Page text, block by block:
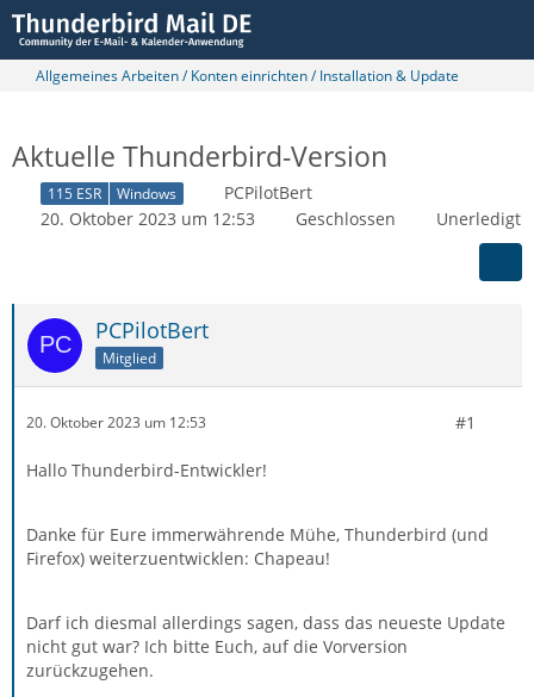
Allgemeines Arbeiten / Konten einrichten / Installation & Update
Aktuelle Thunderbird-Version
115 ESR Windows
PCPilotBert
20. Oktober 2023 um 12:53
Geschlossen Unerledigt
PCPilotBert
Mitglied
20. Oktober 2023 um 12:53 #1
Hallo Thunderbird-Entwickler!
Danke für Eure immerwährende Mühe, Thunderbird (und
Firefox) weiterzuentwicklen: Chapeau!
Darf ich diesmal allerdings sagen, dass das neueste Update
nicht gut war? Ich bitte Euch, auf die Vorversion
zurückzugehen.